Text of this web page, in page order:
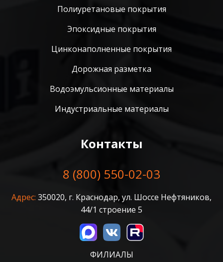
Полиуретановые покрытия
Эпоксидные покрытия
Цинконаполненные покрытия
Дорожная разметка
Водоэмульсионные материалы
Индустриальные материалы
Контакты
8 (800) 550-02-03
Адрес: 350020, г. Краснодар, ул. Шоссе Нефтяников,
44/1 строение 5
ФИЛИАЛЫ